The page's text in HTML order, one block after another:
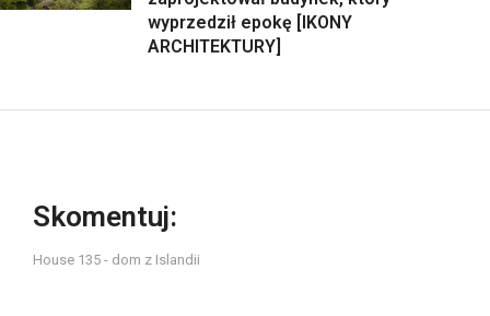
wyprzedził epokę [IKONY
ARCHITEKTURY]
Skomentuj:
House 135 - dom z Islandii